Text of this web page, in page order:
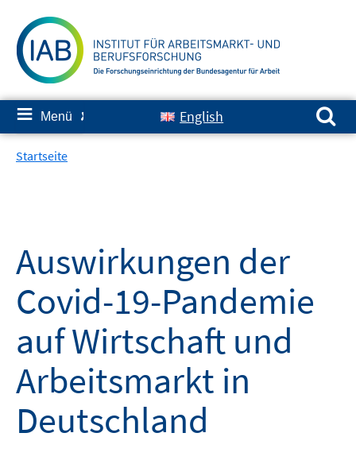
zum
Inhalt
≡ Menü ✘ English
Suchen nach:
Startseite
Auswirkungen der
Covid-19-Pandemie
auf Wirtschaft und
Arbeitsmarkt in
Deutschland